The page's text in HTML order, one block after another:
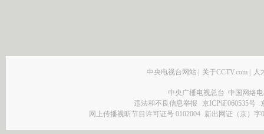
中央电视台网站 关于CCTV.com 人
中央广播电视总台 中国网络
违法和不良信息举报
京ICP证060535号
网上传播视听节目许可证号 0102004 新出网证（京）